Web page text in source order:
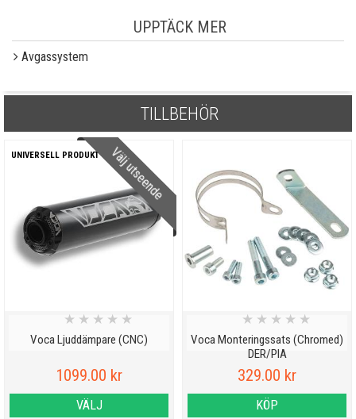
UPPTÄCK MER
Avgassystem
TILLBEHÖR
Välj utseende
UNIVERSELL PRODUKT
Voca Ljuddämpare (CNC)
★ ★ ★ ★ ★
1099.00 kr
VÄLJ
Voca Monteringssats (Chromed)
DER/PIA
★ ★ ★ ★ ★
329.00 kr
KÖP